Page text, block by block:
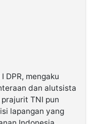
DPR, mengaku
dan alutsista
TNI pun
lapangan yang